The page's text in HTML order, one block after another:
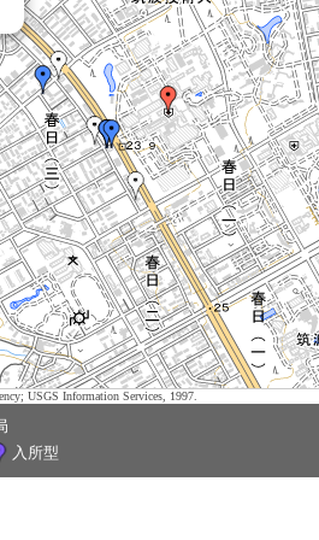
USGS Information Services, 1997.
入所型